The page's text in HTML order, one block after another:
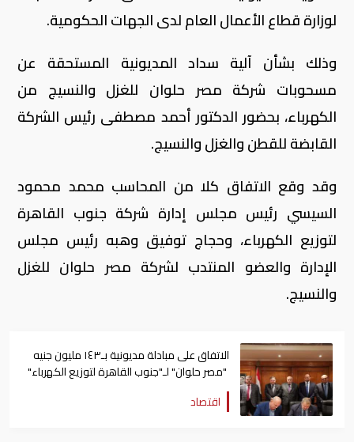
لوزارة قطاع الأعمال العام لدى الجهات الحكومية.
وذلك بشأن آلية سداد المديونية المستحقة عن
مسحوبات شركة مصر حلوان للغزل والنسيج من
الكهرباء، بحضور الدكتور أحمد مصطفى رئيس الشركة
القابضة للقطن والغزل والنسيج.
وقد وقع الاتفاق كلا من المحاسب محمد محمود
السيسي رئيس مجلس إدارة شركة جنوب القاهرة
لتوزيع الكهرباء، وحجاج توفيق وهبه رئيس مجلس
الإدارة والعضو المنتدب لشركة مصر حلوان للغزل
والنسيج.
الاتفاق على مبادلة مديونية بـ١٤٣ مليون جنيه
"مصر حلوان" لـ"جنوب القاهرة لتوزيع الكهرباء"
اقتصاد